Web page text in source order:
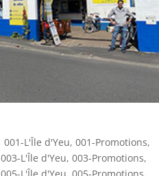
001-L'Île d'Yeu, 001-Promotions,
003-L'Île d'Yeu, 003-Promotions,